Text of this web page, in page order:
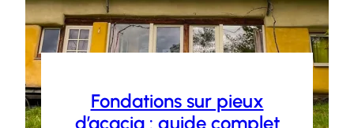
Fondations sur pieux
d’acacia : guide complet